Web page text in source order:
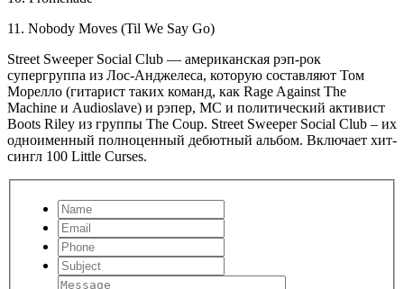
11. Nobody Moves (Til We Say Go)
Street Sweeper Social Club — американская рэп-рок
супергруппа из Лос-Анджелеса, которую составляют Том
Морелло (гитарист таких команд, как Rage Against The
Machine и Audioslave) и рэпер, MC и политический активист
Boots Riley из группы The Coup. Street Sweeper Social Club – их
одноименный полноценный дебютный альбом. Включает хит-
сингл 100 Little Curses.